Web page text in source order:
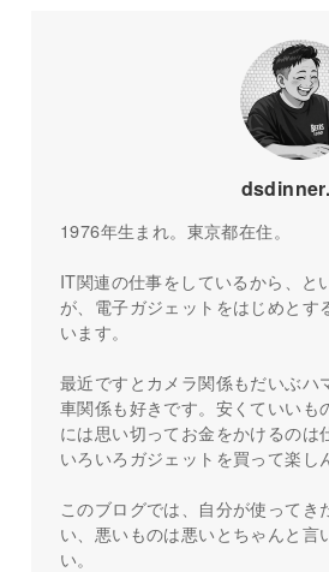
1976年生まれ。東京都在住。
IT関連の仕事をしているから、と
が、電子ガジェットをはじめとす
います。
最近ですとカメラ関係もだいぶハ
車関係も好きです。安くていいも
には思い切ってお金をかけるのは
いろいろガジェットを買って楽し
このブログでは、自分が使ってき
い、悪いものは悪いとちゃんと言
い。